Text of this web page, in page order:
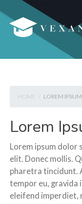
HOME / LOREM IPSUM
Lorem
Lorem ipsum dolor
elit. Donec mollis.
pharetra tincidunt.
tempor eu, gravida
eleifend imperdiet,